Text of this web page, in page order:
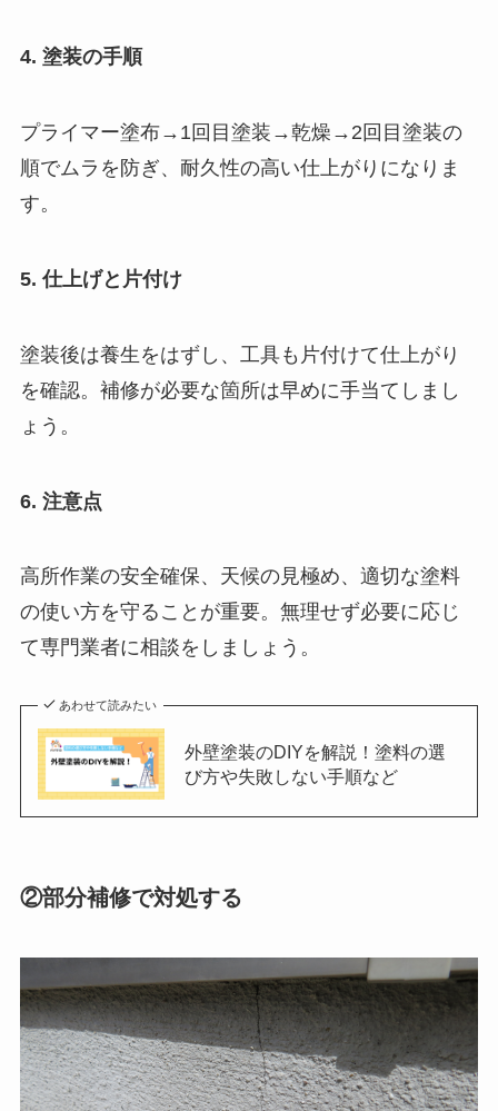
4. 塗装の手順
プライマー塗布→1回目塗装→乾燥→2回目塗装の
順でムラを防ぎ、耐久性の高い仕上がりになりま
す。
5. 仕上げと片付け
塗装後は養生をはずし、工具も片付けて仕上がり
を確認。補修が必要な箇所は早めに手当てしまし
ょう。
6. 注意点
高所作業の安全確保、天候の見極め、適切な塗料
の使い方を守ることが重要。無理せず必要に応じ
て専門業者に相談をしましょう。
あわせて読みたい
外壁塗装のDIYを解説！塗料の選
び方や失敗しない手順など
②部分補修で対処する